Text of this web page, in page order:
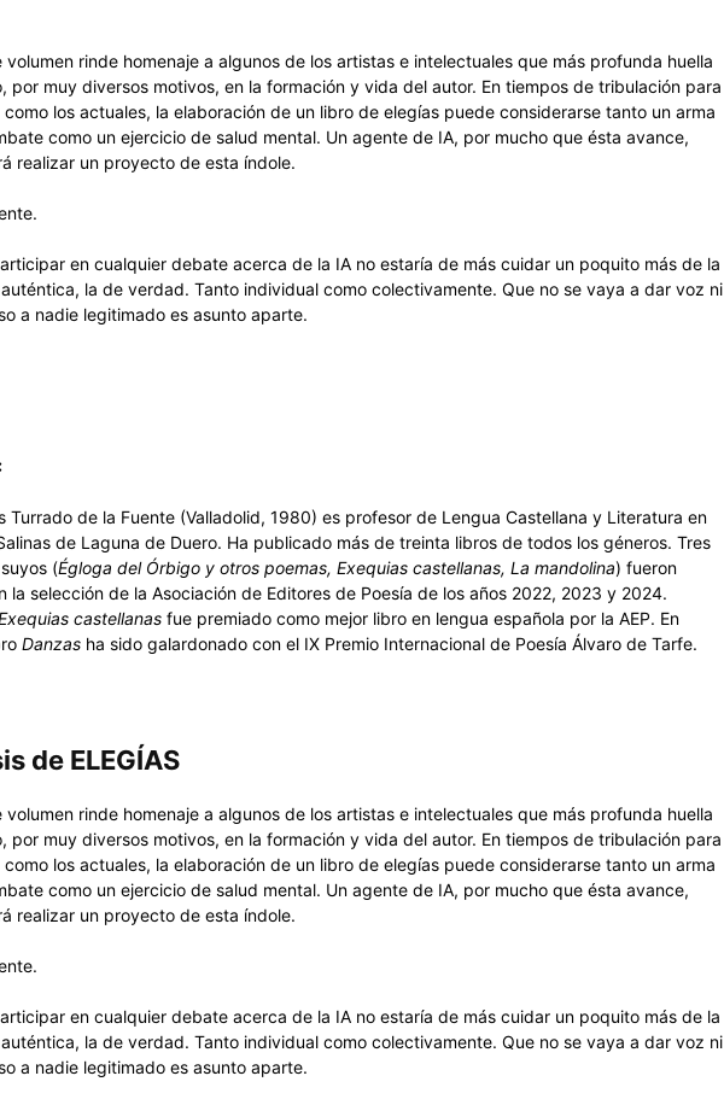
volumen rinde homenaje a algunos de los artistas e intelectuales que más profunda huella
por muy diversos motivos, en la formación y vida del autor. En tiempos de tribulación para
como los actuales, la elaboración de un libro de elegías puede considerarse tanto un arma
como un ejercicio de salud mental. Un agente de IA, por mucho que ésta avance,
realizar un proyecto de esta índole.
en cualquier debate acerca de la IA no estaría de más cuidar un poquito más de la
la de verdad. Tanto individual como colectivamente. Que no se vaya a dar voz ni
a nadie legitimado es asunto aparte.
Turrado de la Fuente (Valladolid, 1980) es profesor de Lengua Castellana y Literatura en
de Laguna de Duero. Ha publicado más de treinta libros de todos los géneros. Tres
(Égloga del Órbigo y otros poemas, Exequias castellanas, La mandolina) fueron
la selección de la Asociación de Editores de Poesía de los años 2022, 2023 y 2024.
castellanas fue premiado como mejor libro en lengua española por la AEP. En
Danzas ha sido galardonado con el IX Premio Internacional de Poesía Álvaro de Tarfe.
de ELEGÍAS
volumen rinde homenaje a algunos de los artistas e intelectuales que más profunda huella
por muy diversos motivos, en la formación y vida del autor. En tiempos de tribulación para
como los actuales, la elaboración de un libro de elegías puede considerarse tanto un arma
como un ejercicio de salud mental. Un agente de IA, por mucho que ésta avance,
realizar un proyecto de esta índole.
en cualquier debate acerca de la IA no estaría de más cuidar un poquito más de la
la de verdad. Tanto individual como colectivamente. Que no se vaya a dar voz ni
a nadie legitimado es asunto aparte.